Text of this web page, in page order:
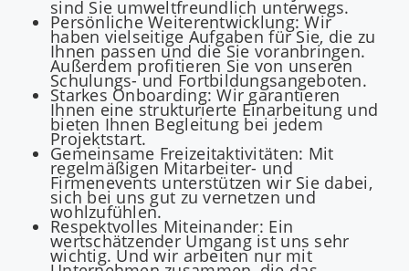
sind Sie umweltfreundlich unterwegs.
Persönliche Weiterentwicklung: Wir
haben vielseitige Aufgaben für Sie, die zu
Ihnen passen und die Sie voranbringen.
Außerdem profitieren Sie von unseren
Schulungs- und Fortbildungsangeboten.
Starkes Onboarding: Wir garantieren
Ihnen eine strukturierte Einarbeitung und
bieten Ihnen Begleitung bei jedem
Projektstart.
Gemeinsame Freizeitaktivitäten: Mit
regelmäßigen Mitarbeiter- und
Firmenevents unterstützen wir Sie dabei,
sich bei uns gut zu vernetzen und
wohlzufühlen.
Respektvolles Miteinander: Ein
wertschätzender Umgang ist uns sehr
wichtig. Und wir arbeiten nur mit